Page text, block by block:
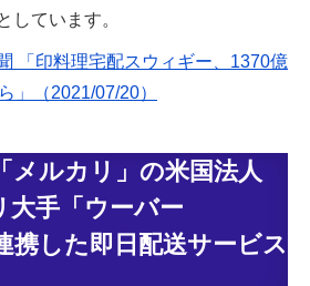
しています。
「印料理宅配スウィギー、1370億
（2021/07/20）
メルカリ」の米国法人
大手「ウーバー
携した即日配送サービス